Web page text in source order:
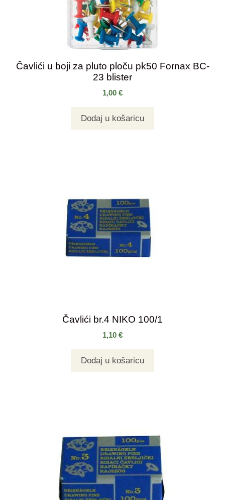
Čavlići u boji za pluto ploču pk50 Fornax BC-
23 blister
1,00 €
Dodaj u košaricu
Čavlići br.4 NIKO 100/1
1,10 €
Dodaj u košaricu